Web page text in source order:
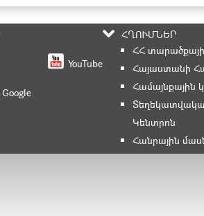
ՀՂՈՒՄՆԵՐ
YouTube
ՀՀ
Հայաստանի
Համայնքային
Կենտրոն
Հանրային